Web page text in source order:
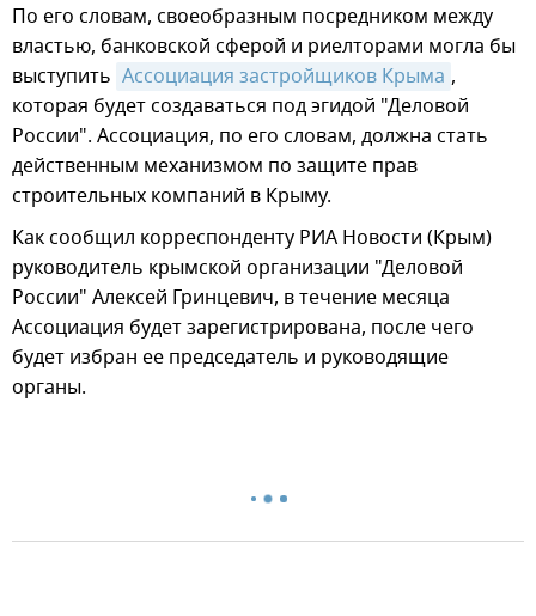
По его словам, своеобразным посредником между
властью, банковской сферой и риелторами могла бы
выступить Ассоциация застройщиков Крыма ,
которая будет создаваться под эгидой "Деловой
России". Ассоциация, по его словам, должна стать
действенным механизмом по защите прав
строительных компаний в Крыму.
Как сообщил корреспонденту РИА Новости (Крым)
руководитель крымской организации "Деловой
России" Алексей Гринцевич, в течение месяца
Ассоциация будет зарегистрирована, после чего
будет избран ее председатель и руководящие
органы.